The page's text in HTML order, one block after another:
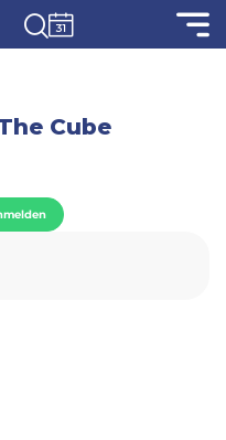
Cube